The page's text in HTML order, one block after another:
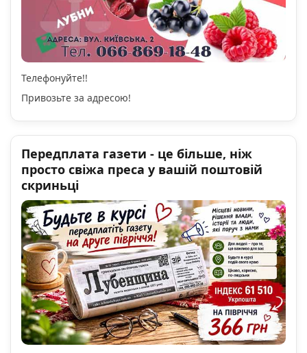
Телефонуйте!!
Привозьте за адресою!
Передплата газети - це більше, ніж
просто свіжа преса у вашій поштовій
скриньці